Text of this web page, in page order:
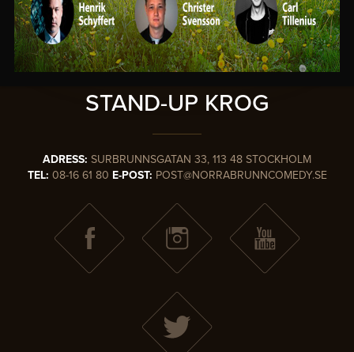
SVERIGESMEST KÄNDA
STAND-UP KROG
ADRESS: SURBRUNNSGATAN 33, 113 48 STOCKHOLM
TEL: 08-16 61 80 E-POST: POST@NORRABRUNNCOMEDY.SE